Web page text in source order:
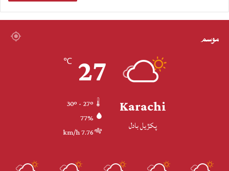
موسم
Karachi
پکڙيل بادل
27
℃
77%
7.76 km/h